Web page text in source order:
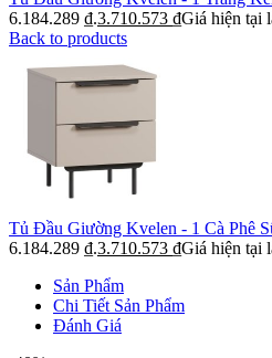
6.184.289 ₫.3.710.573 ₫Giá hiện tại
Back to products
Tủ Đầu Giường Kvelen - 1 Cà Phê
6.184.289 ₫.3.710.573 ₫Giá hiện tại
Sản Phẩm
Chi Tiết Sản Phẩm
Đánh Giá